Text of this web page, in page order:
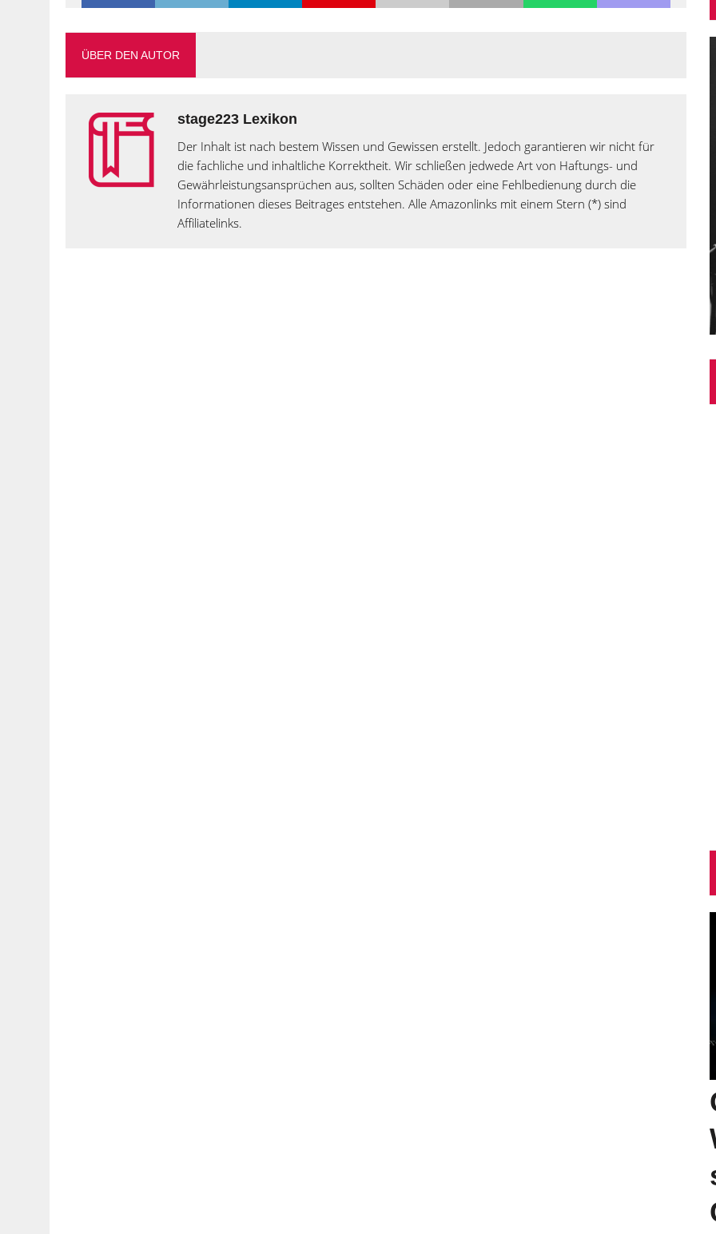
ÜBER DEN AUTOR
stage223 Lexikon
Der Inhalt ist nach bestem Wissen und Gewissen erstellt. Jedoch garantieren wir nicht für
die fachliche und inhaltliche Korrektheit. Wir schließen jedwede Art von Haftungs- und
Gewährleistungsansprüchen aus, sollten Schäden oder eine Fehlbedienung durch die
Informationen dieses Beitrages entstehen. Alle Amazonlinks mit einem Stern (*) sind
Affiliatelinks.